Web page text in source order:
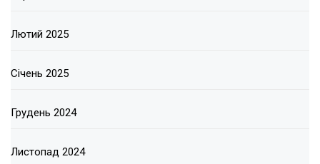
Лютий 2025
Січень 2025
Грудень 2024
Листопад 2024